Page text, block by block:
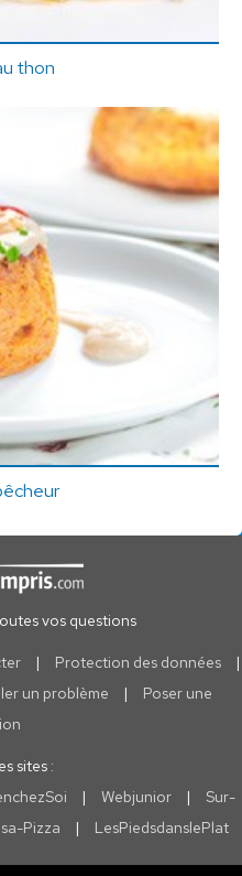
thon
vos questions
| Protection des données
|
un problème |
Poser une
sites :
| Webjunior |
Sur-
Pizza | LesPiedsdanslePlat